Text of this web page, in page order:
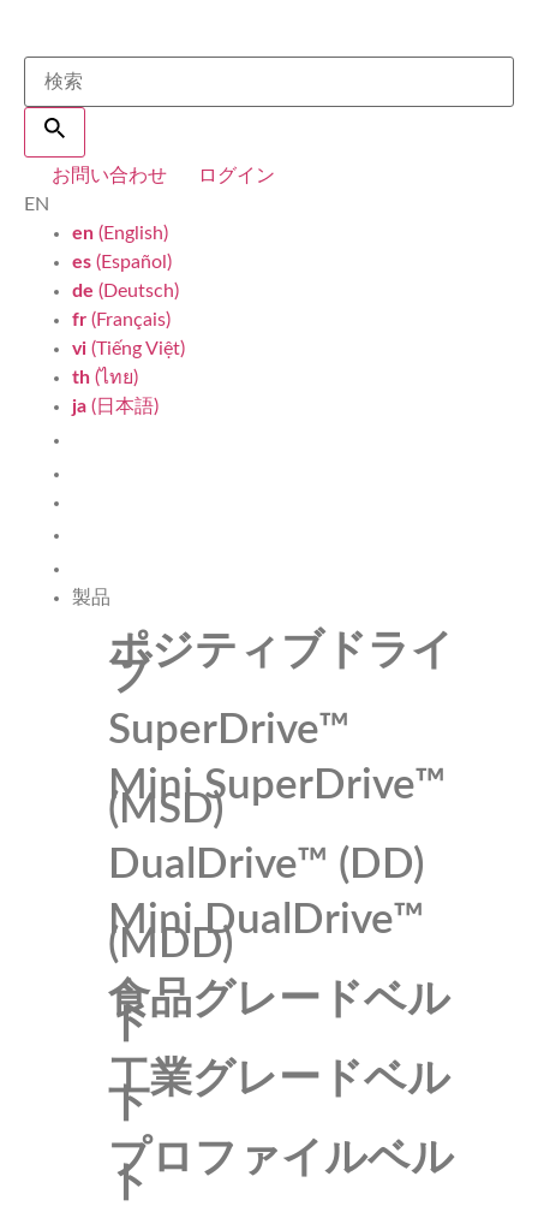
お問い合わせ
ログイン
EN
en (English)
es (Español)
de (Deutsch)
fr (Français)
vi (Tiếng Việt)
th (ไทย)
ja (日本語)
製品
ポジティブドライ
ブ
SuperDrive™
Mini SuperDrive™
(MSD)
DualDrive™ (DD)
Mini DualDrive™
(MDD)
食品グレードベル
ト
工業グレードベル
ト
プロファイルベル
ト